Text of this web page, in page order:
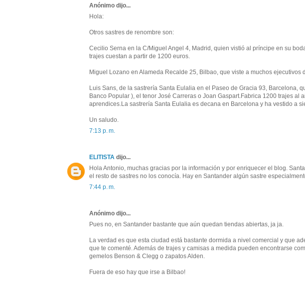
Anónimo dijo...
Hola:
Otros sastres de renombre son:
Cecilio Serna en la C/Miguel Angel 4, Madrid, quien vistió al príncipe en su
trajes cuestan a partir de 1200 euros.
Miguel Lozano en Alameda Recalde 25, Bilbao, que viste a muchos ejecutivos
Luis Sans, de la sastrería Santa Eulalia en el Paseo de Gracia 93, Barcelona,
Banco Popular ), el tenor José Carreras o Joan Gaspart.Fabrica 1200 trajes al
aprendices.La sastrería Santa Eulalia es decana en Barcelona y ha vestido a
Un saludo.
7:13 p. m.
ELITISTA dijo...
Hola Antonio, muchas gracias por la información y por enriquecer el blog.
el resto de sastres no los conocía. Hay en Santander algún sastre
7:44 p. m.
Anónimo dijo...
Pues no, en Santander bastante que aún quedan tiendas abiertas, ja ja.
La verdad es que esta ciudad está bastante dormida a nivel comercial y que
que te comenté. Además de trajes y camisas a medida pueden encontrarse
gemelos Benson & Clegg o zapatos Alden.
Fuera de eso hay que irse a Bilbao!